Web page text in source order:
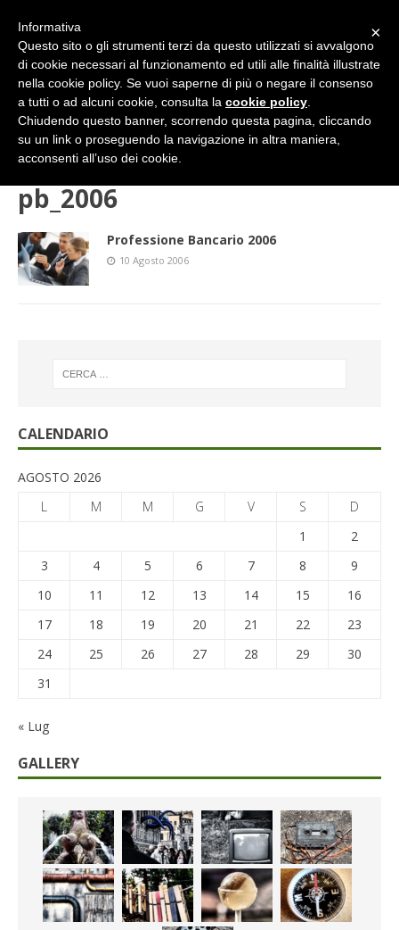
PROFESSIONE BANCARIO: LA RIVISTA pb_2006
pb_2006
Professione Bancario 2006
10 Agosto 2006
CALENDARIO
AGOSTO 2026
L
M M G V S
D
1
2
3
4 5 6 7 8
9
10
11 12 13 14 15
16
17
18 19 20 21 22
23
24
25 26 27 28 29
30
31
« Lug
GALLERY
×
Informativa
Questo sito o gli strumenti terzi da questo utilizzati si avvalgono
di cookie necessari al funzionamento ed utili alle finalità illustrate
nella cookie policy. Se vuoi saperne di più o negare il consenso
a tutti o ad alcuni cookie, consulta la cookie policy
Chiudendo questo banner, scorrendo questa pagina, cliccando
su un link o proseguendo la navigazione in altra maniera,
acconsenti all’uso dei cookie.